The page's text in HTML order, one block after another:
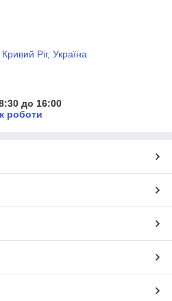
Ріг, Україна
до 16:00
роботи